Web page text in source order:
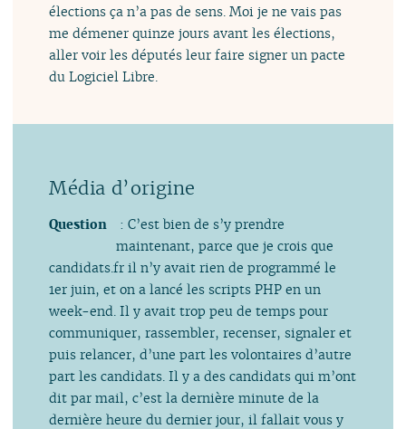
élections ça n’a pas de sens. Moi je ne vais pas
me démener quinze jours avant les élections,
aller voir les députés leur faire signer un pacte
du Logiciel Libre.
Question
: C’est bien de s’y prendre
maintenant, parce que je crois que
candidats.fr il n’y avait rien de programmé le
1er juin, et on a lancé les scripts PHP en un
week-end. Il y avait trop peu de temps pour
communiquer, rassembler, recenser, signaler et
puis relancer, d’une part les volontaires d’autre
part les candidats. Il y a des candidats qui m’ont
dit par mail, c’est la dernière minute de la
dernière heure du dernier jour, il fallait vous y